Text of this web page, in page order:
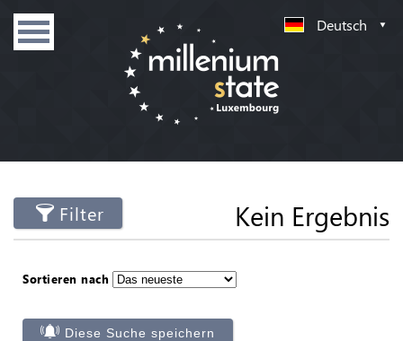
Deutsch
Filter Kein Ergebnis
Sortieren nach
Diese Suche speichern